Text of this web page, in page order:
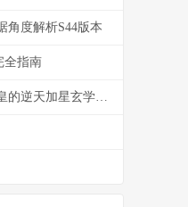
角度解析S44版本
全指南
王者荣耀排位怎么多加星 玄学欧皇的逆天加星玄学揭秘